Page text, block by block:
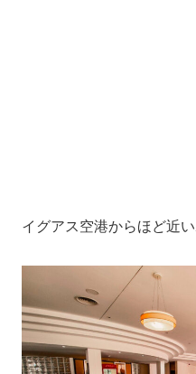
イグアス空港からほど近